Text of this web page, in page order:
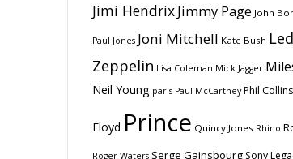
Jimi HendrixJimmy Page John
Paul Jones Joni Mitchell Kate Bush Led
Zeppelin Lisa Coleman Mick Jagger
Neil Young paris Paul McCartney Phil Collins
Floyd Prince Quincy Jones Rhino
Roger Waters Serge Gainsbourg Sony